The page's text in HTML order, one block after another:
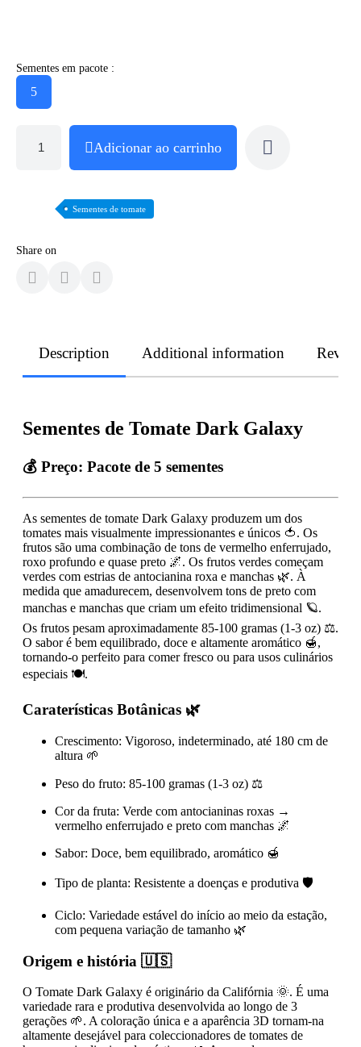
Sementes em pacote :
5
Adicionar ao carrinho
Sementes de tomate
Share on
Description Additional information
Sementes de Tomate Dark Galaxy
💰 Preço: Pacote de 5 sementes
As sementes de tomate Dark Galaxy produzem um dos
tomates mais visualmente impressionantes e únicos 🍅. Os
frutos são uma combinação de tons de vermelho enferrujado,
roxo profundo e quase preto 🌌. Os frutos verdes começam
verdes com estrias de antocianina roxa e manchas 🌿. À
medida que amadurecem, desenvolvem tons de preto com
manchas e manchas que criam um efeito tridimensional 🪐.
Os frutos pesam aproximadamente 85-100 gramas (1-3 oz) ⚖️.
O sabor é bem equilibrado, doce e altamente aromático 🍯,
tornando-o perfeito para comer fresco ou para usos culinários
especiais 🍽️.
Caraterísticas Botânicas 🌿
Crescimento: Vigoroso, indeterminado, até 180 cm de
altura 🌱
Peso do fruto: 85-100 gramas (1-3 oz) ⚖️
Cor da fruta: Verde com antocianinas roxas →
vermelho enferrujado e preto com manchas 🌌
Sabor: Doce, bem equilibrado, aromático 🍯
Tipo de planta: Resistente a doenças e produtiva 🛡️
Ciclo: Variedade estável do início ao meio da estação,
com pequena variação de tamanho 🌿
Origem e história 🇺🇸
O Tomate Dark Galaxy é originário da Califórnia 🌞. É uma
variedade rara e produtiva desenvolvida ao longo de 3
gerações 🌱. A coloração única e a aparência 3D tornam-na
altamente desejável para coleccionadores de tomates de